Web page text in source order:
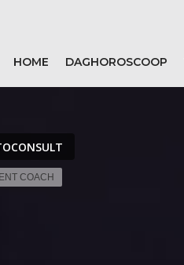
HOME DAGHOROSCOOP
COACH